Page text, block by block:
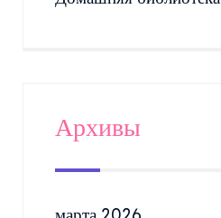
Архивы